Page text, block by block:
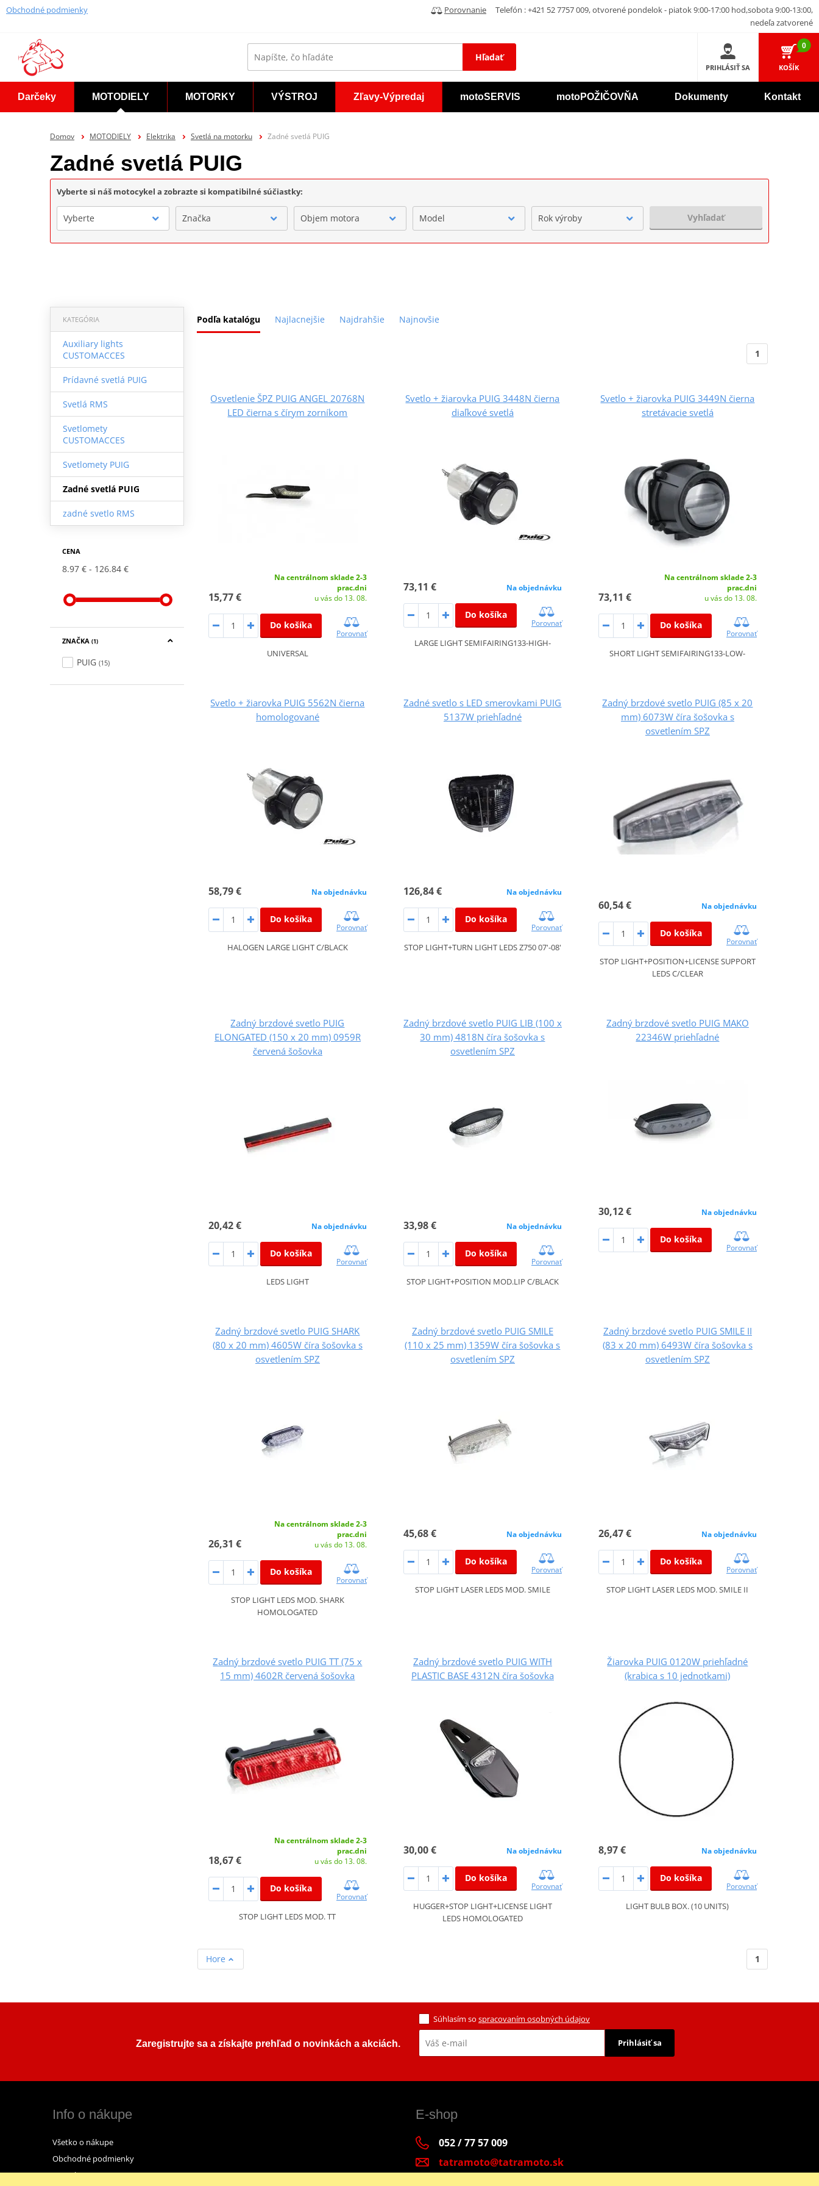
Obchodné podmienky Porovnanie
Telefón : +421 52 7757 009, otvorené pondelok - piatok 9:00-17:00 hod,sobota 9:00-13:00,
nedeľa zatvorené
Hľadať
PRIHLÁSIŤ SA
0
KOŠÍK
Darčeky MOTODIELY MOTORKY VÝSTROJ Zľavy-Výpredaj motoSERVIS motoPOŽIČOVŇA Dokumenty Kontakt
Domov MOTODIELY Elektrika Svetlá na motorku Zadné svetlá PUIG
Zadné svetlá PUIG
Vyberte si náš motocykel a zobrazte si kompatibilné súčiastky:
Vyberte Značka Objem motora Model Rok výroby Vyhľadať
Podľa katalógu Najlacnejšie Najdrahšie Najnovšie
KATEGÓRIA
Auxiliary lights
CUSTOMACCES
Prídavné svetlá PUIG
Svetlá RMS
Svetlomety
CUSTOMACCES
Svetlomety PUIG
Zadné svetlá PUIG
zadné svetlo RMS
CENA
8.97 € 126.84 €
ZNAČKA (1)
PUIG (15)
1
Osvetlenie ŠPZ PUIG ANGEL 20768N
LED čierna s čírym zorníkom
15,77 €
Na centrálnom sklade 2-3
prac.dni
u vás do 13. 08.
Do košíka
Porovnať
UNIVERSAL
Svetlo + žiarovka PUIG 3448N čierna
diaľkové svetlá
73,11 € Na objednávku
Do košíka
Porovnať
LARGE LIGHT SEMIFAIRING133-HIGH-
Svetlo + žiarovka PUIG 3449N čierna
stretávacie svetlá
73,11 €
Na centrálnom sklade 2-3
prac.dni
u vás do 13. 08.
Do košíka
Porovnať
SHORT LIGHT SEMIFAIRING133-LOW-
Svetlo + žiarovka PUIG 5562N čierna
homologované
58,79 € Na objednávku
Do košíka
Porovnať
HALOGEN LARGE LIGHT C/BLACK
Zadné svetlo s LED smerovkami PUIG
5137W priehľadné
126,84 € Na objednávku
Do košíka
Porovnať
STOP LIGHT+TURN LIGHT LEDS Z750 07'-08'
Zadný brzdové svetlo PUIG (85 x 20
mm) 6073W číra šošovka s
osvetlením SPZ
60,54 € Na objednávku
Do košíka
Porovnať
STOP LIGHT+POSITION+LICENSE SUPPORT
LEDS C/CLEAR
Zadný brzdové svetlo PUIG
ELONGATED (150 x 20 mm) 0959R
červená šošovka
20,42 € Na objednávku
Do košíka
Porovnať
LEDS LIGHT
Zadný brzdové svetlo PUIG LIB (100 x
30 mm) 4818N číra šošovka s
osvetlením SPZ
33,98 € Na objednávku
Do košíka
Porovnať
STOP LIGHT+POSITION MOD.LIP C/BLACK
Zadný brzdové svetlo PUIG MAKO
22346W priehľadné
30,12 € Na objednávku
Do košíka
Porovnať
Zadný brzdové svetlo PUIG SHARK
(80 x 20 mm) 4605W číra šošovka s
osvetlením SPZ
26,31 €
Na centrálnom sklade 2-3
prac.dni
u vás do 13. 08.
Do košíka
Porovnať
STOP LIGHT LEDS MOD. SHARK
HOMOLOGATED
Zadný brzdové svetlo PUIG SMILE
(110 x 25 mm) 1359W číra šošovka s
osvetlením SPZ
45,68 € Na objednávku
Do košíka
Porovnať
STOP LIGHT LASER LEDS MOD. SMILE
Zadný brzdové svetlo PUIG SMILE II
(83 x 20 mm) 6493W číra šošovka s
osvetlením SPZ
26,47 € Na objednávku
Do košíka
Porovnať
STOP LIGHT LASER LEDS MOD. SMILE II
Zadný brzdové svetlo PUIG TT (75 x
15 mm) 4602R červená šošovka
18,67 €
Na centrálnom sklade 2-3
prac.dni
u vás do 13. 08.
Do košíka
Porovnať
STOP LIGHT LEDS MOD. TT
Zadný brzdové svetlo PUIG WITH
PLASTIC BASE 4312N číra šošovka
30,00 € Na objednávku
Do košíka
Porovnať
HUGGER+STOP LIGHT+LICENSE LIGHT
LEDS HOMOLOGATED
Žiarovka PUIG 0120W priehľadné
(krabica s 10 jednotkami)
8,97 € Na objednávku
Do košíka
Porovnať
LIGHT BULB BOX. (10 UNITS)
1
Hore
Zaregistrujte sa a získajte prehľad o novinkách a akciách.
Súhlasím so spracovaním osobných údajov
Prihlásiť sa
Info o nákupe
Všetko o nákupe
Obchodné podmienky
Kontakt
E-shop
052 / 77 57 009
tatramoto@tatramoto.sk